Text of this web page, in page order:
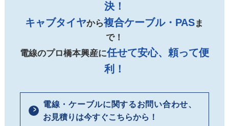
決！
キャブタイヤから複合ケーブル・PASま
で！
電線のプロ橋本興産に任せて安心、頼って便
利！
電線・ケーブルに関するお問い合わせ、
お見積りは今すぐこちらから！